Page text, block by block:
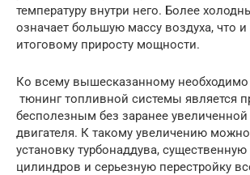
температуру внутри него. Более
означает большую массу воздуха, что
итоговому приросту мощности.
Ко всему вышесказанному необходимо
тюнинг топливной системы является
бесполезным без заранее
двигателя. К такому увеличению
установку турбонаддува, существенную
цилиндров и серьезную перестройку